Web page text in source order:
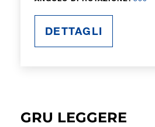
DETTAGLI
GRU LEGGERE